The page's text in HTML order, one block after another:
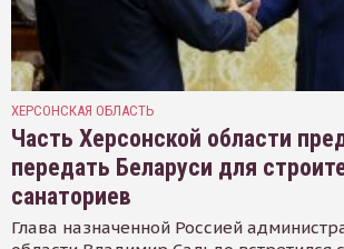
ХЕРСОНСКАЯ ОБЛАСТЬ
Часть Херсонской области
передать Беларуси для
санаториев
Глава назначенной Россией